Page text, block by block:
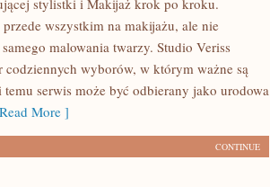
stylistki i Makijaż krok po kroku.
wszystkim na makijażu, ale nie
malowania twarzy. Studio Veriss
codziennych wyborów, w którym ważne są
serwis może być odbierany jako urodowa
More ]
CONTINUE